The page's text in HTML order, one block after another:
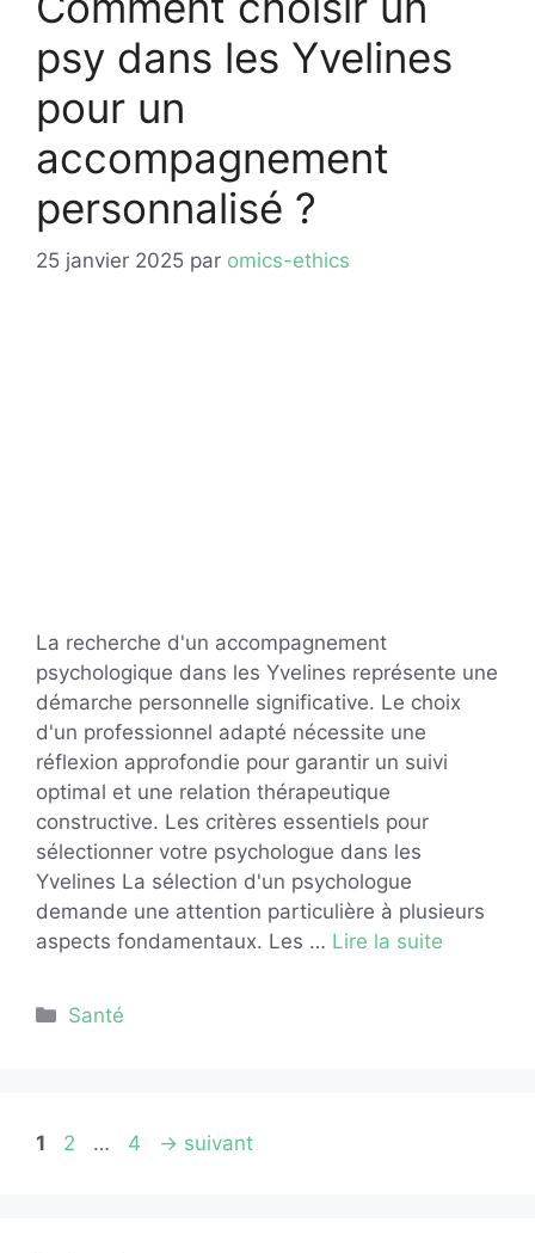
psy dans les Yvelines
pour un
accompagnement
personnalisé ?
25 janvier 2025 par omics-ethics
La recherche d'un accompagnement
psychologique dans les Yvelines représente une
démarche personnelle significative. Le choix
d'un professionnel adapté nécessite une
réflexion approfondie pour garantir un suivi
optimal et une relation thérapeutique
constructive. Les critères essentiels pour
sélectionner votre psychologue dans les
Yvelines La sélection d'un psychologue
demande une attention particulière à plusieurs
aspects fondamentaux. Les … Lire la suite
Catégories
Santé
Page
1 Page
2 … Page
4 → suivant